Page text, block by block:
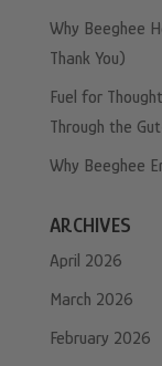
Why Beeghee
Thank You)
Fuel for
Through the
Why Beeghee
ARCHIVES
April 2026
March 2026
February 2026